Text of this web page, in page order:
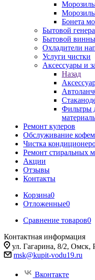
Бонета
Бытовой
Бытовой
Охладители
Услуги чистки
Аксессуары и
Назад
Фильтры
Ремонт кулеров
Обслуживание
Чистка
Ремонт стиральных
Акции
Отзывы
Контакты
Корзина0
Отложенные0
Сравнение товаров0
Контактная информация
ул. Гагарина, 8/2, Омск,
msk@kupit-vodu19.ru
Вконтакте